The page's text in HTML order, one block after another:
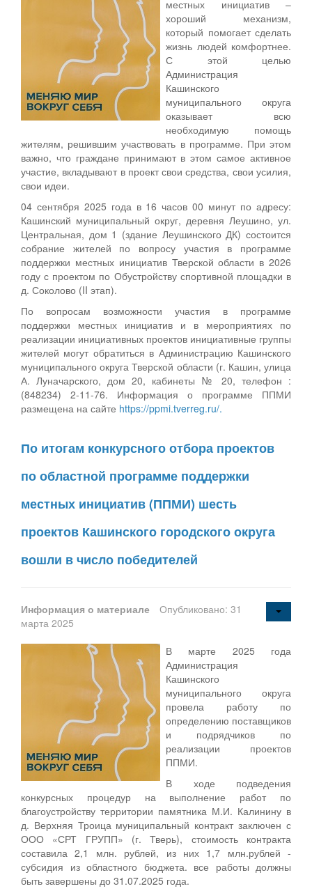
местных инициатив –
хороший механизм,
который помогает сделать
жизнь людей комфортнее.
С этой целью
Администрация
Кашинского
муниципального округа
оказывает всю
необходимую помощь
жителям, решившим участвовать в программе. При этом
важно, что граждане принимают в этом самое активное
участие, вкладывают в проект свои средства, свои усилия,
свои идеи.
04 сентября 2025 года в 16 часов 00 минут по адресу:
Кашинский муниципальный округ, деревня Леушино, ул.
Центральная, дом 1 (здание Леушинского ДК) состоится
собрание жителей по вопросу участия в программе
поддержки местных инициатив Тверской области в 2026
году с проектом по Обустройству спортивной площадки в
д. Соколово (II этап).
По вопросам возможности участия в программе
поддержки местных инициатив и в мероприятиях по
реализации инициативных проектов инициативные группы
жителей могут обратиться в Администрацию Кашинского
муниципального округа Тверской области (г. Кашин, улица
А. Луначарского, дом 20, кабинеты № 20, телефон :
(848234) 2-11-76. Информация о программе ППМИ
размещена на сайте https://ppmi.tverreg.ru/.
По итогам конкурсного отбора проектов
по областной программе поддержки
местных инициатив (ППМИ) шесть
проектов Кашинского городского округа
вошли в число победителей
Информация о материале
Опубликовано: 31
марта 2025
В марте 2025 года
Администрация
Кашинского
муниципального округа
провела работу по
определению поставщиков
и подрядчиков по
реализации проектов
ППМИ.
В ходе подведения
конкурсных процедур на выполнение работ по
благоустройству территории памятника М.И. Калинину в
д. Верхняя Троица муниципальный контракт заключен с
ООО «СРТ ГРУПП» (г. Тверь), стоимость контракта
составила 2,1 млн. рублей, из них 1,7 млн.рублей -
субсидия из областного бюджета. все работы должны
быть завершены до 31.07.2025 года.